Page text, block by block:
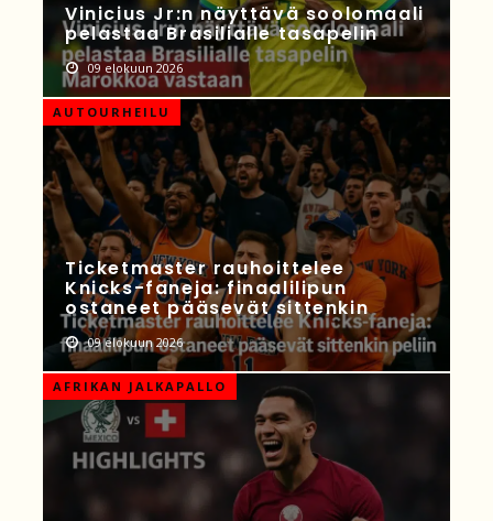
Vinicius Jr:n näyttävä soolomaali
pelastaa Brasilialle tasapelin
09 elokuun 2026
AUTOURHEILU
Ticketmaster rauhoittelee
Knicks-faneja: finaalilipun
ostaneet pääsevät sittenkin
09 elokuun 2026
AFRIKAN JALKAPALLO